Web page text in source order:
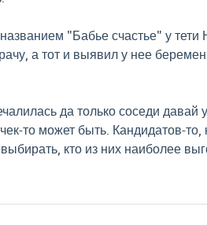
"Бабье счастье" у
а тот и выявил у нее
да только соседи давай
то может быть. Кандидатов-то,
кто из них наиболее